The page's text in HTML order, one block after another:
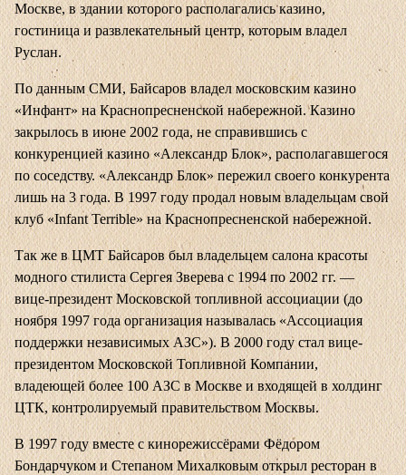
Москве, в здании которого располагались казино,
гостиница и развлекательный центр, которым владел
Руслан.
По данным СМИ, Байсаров владел московским казино
«Инфант» на Краснопресненской набережной. Казино
закрылось в июне 2002 года, не справившись с
конкуренцией казино «Александр Блок», располагавшегося
по соседству. «Александр Блок» пережил своего конкурента
лишь на 3 года. В 1997 году продал новым владельцам свой
клуб «Infant Terrible» на Краснопресненской набережной.
Так же в ЦМТ Байсаров был владельцем салона красоты
модного стилиста Сергея Зверева с 1994 по 2002 гг. —
вице-президент Московской топливной ассоциации (до
ноября 1997 года организация называлась «Ассоциация
поддержки независимых АЗС»). В 2000 году стал вице-
президентом Московской Топливной Компании,
владеющей более 100 АЗС в Москве и входящей в холдинг
ЦТК, контролируемый правительством Москвы.
В 1997 году вместе с кинорежиссёрами Фёдором
Бондарчуком и Степаном Михалковым открыл ресторан в